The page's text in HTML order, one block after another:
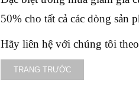
50% cho tất cả các dòng sản
Hãy liên hệ với chúng tôi
TRANG TRƯỚC